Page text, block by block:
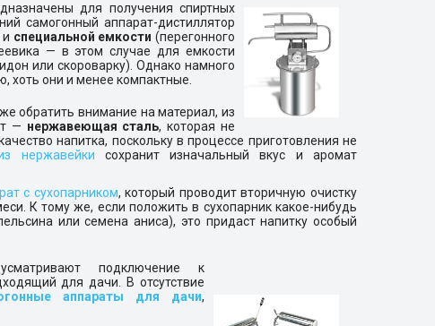
для получения спиртных
самогонный аппарат-дистиллятор
специальной емкости (перегонного
— в этом случае для емкости
или скороварку). Однако намного
хоть они и менее компактные.
обратить внимание на материал, из
— нержавеющая сталь, которая не
напитка, поскольку в процессе приготовления не
нержавейки сохранит изначальный вкус и аромат
с сухопарником, который проводит вторичную очистку
К тому же, если положить в сухопарник какое-нибудь
или семена аниса), это придаст напитку особый
подключение к
для дачи. В отсутствие
аппараты для дачи,